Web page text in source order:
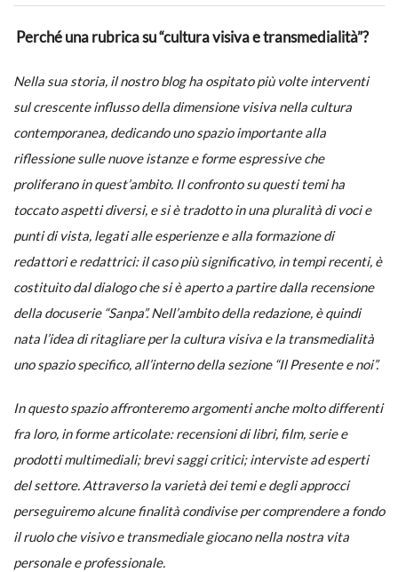
PRIMA
VITA.
ONTOLOGICA
INTORNO
AL
DI
SPADE.
Perché una rubrica su “cultura visiva e transmedialità”?
Nella sua storia, il nostro blog ha ospitato più volte interventi
sul crescente influsso della dimensione visiva nella cultura
contemporanea, dedicando uno spazio importante alla
riflessione sulle nuove istanze e forme espressive che
proliferano in quest’ambito. Il confronto su questi temi ha
toccato aspetti diversi, e si è tradotto in una pluralità di voci e
punti di vista, legati alle esperienze e alla formazione di
redattori e redattrici: il caso più significativo, in tempi recenti, è
costituito dal dialogo che si è aperto a partire dalla recensione
della docuserie “Sanpa”. Nell’ambito della redazione, è quindi
nata l’idea di ritagliare per la cultura visiva e la transmedialità
uno spazio specifico, all’interno della sezione “Il Presente e noi”.
In questo spazio affronteremo argomenti anche molto differenti
fra loro, in forme articolate: recensioni di libri, film, serie e
prodotti multimediali; brevi saggi critici; interviste ad esperti
del settore. Attraverso la varietà dei temi e degli approcci
perseguiremo alcune finalità condivise per comprendere a fondo
il ruolo che visivoe transmedialegiocano nella nostra vita
personale e professionale.